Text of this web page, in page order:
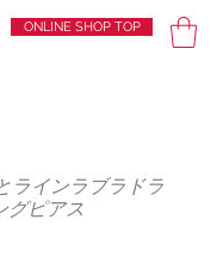
ONLINE SHOP TOP
ラインラブラドラ
グピアス